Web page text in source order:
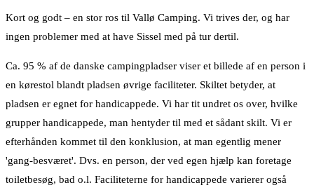
Kort og godt – en stor ros til Vallø Camping. Vi trives der, og har
ingen problemer med at have Sissel med på tur dertil.
Ca. 95 % af de danske campingpladser viser et billede af en person i
en kørestol blandt pladsen øvrige faciliteter. Skiltet betyder, at
pladsen er egnet for handicappede. Vi har tit undret os over, hvilke
grupper handicappede, man hentyder til med et sådant skilt. Vi er
efterhånden kommet til den konklusion, at man egentlig mener
'gang-besværet'. Dvs. en person, der ved egen hjælp kan foretage
toiletbesøg, bad o.l. Faciliteterne for handicappede varierer også